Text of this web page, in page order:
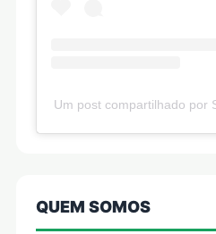
Um post compartilhado por
QUEM SOMOS